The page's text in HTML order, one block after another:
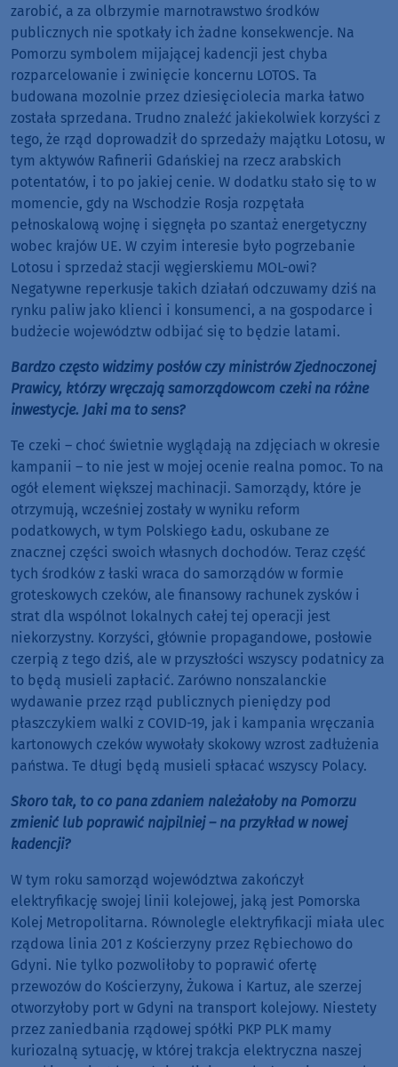
zarobić, a za olbrzymie marnotrawstwo środków
publicznych nie spotkały ich żadne konsekwencje. Na
Pomorzu symbolem mijającej kadencji jest chyba
rozparcelowanie i zwinięcie koncernu LOTOS. Ta
budowana mozolnie przez dziesięciolecia marka łatwo
została sprzedana. Trudno znaleźć jakiekolwiek korzyści z
tego, że rząd doprowadził do sprzedaży majątku Lotosu, w
tym aktywów Rafinerii Gdańskiej na rzecz arabskich
potentatów, i to po jakiej cenie. W dodatku stało się to w
momencie, gdy na Wschodzie Rosja rozpętała
pełnoskalową wojnę i sięgnęła po szantaż energetyczny
wobec krajów UE. W czyim interesie było pogrzebanie
Lotosu i sprzedaż stacji węgierskiemu MOL-owi?
Negatywne reperkusje takich działań odczuwamy dziś na
rynku paliw jako klienci i konsumenci, a na gospodarce i
budżecie województw odbijać się to będzie latami.
Bardzo często widzimy posłów czy ministrów Zjednoczonej
Prawicy, którzy wręczają samorządowcom czeki na różne
inwestycje. Jaki ma to sens?
Te czeki – choć świetnie wyglądają na zdjęciach w okresie
kampanii – to nie jest w mojej ocenie realna pomoc. To na
ogół element większej machinacji. Samorządy, które je
otrzymują, wcześniej zostały w wyniku reform
podatkowych, w tym Polskiego Ładu, oskubane ze
znacznej części swoich własnych dochodów. Teraz część
tych środków z łaski wraca do samorządów w formie
groteskowych czeków, ale finansowy rachunek zysków i
strat dla wspólnot lokalnych całej tej operacji jest
niekorzystny. Korzyści, głównie propagandowe, posłowie
czerpią z tego dziś, ale w przyszłości wszyscy podatnicy za
to będą musieli zapłacić. Zarówno nonszalanckie
wydawanie przez rząd publicznych pieniędzy pod
płaszczykiem walki z COVID-19, jak i kampania wręczania
kartonowych czeków wywołały skokowy wzrost zadłużenia
państwa. Te długi będą musieli spłacać wszyscy Polacy.
Skoro tak, to co pana zdaniem należałoby na Pomorzu
zmienić lub poprawić najpilniej – na przykład w nowej
kadencji?
W tym roku samorząd województwa zakończył
elektryfikację swojej linii kolejowej, jaką jest Pomorska
Kolej Metropolitarna. Równolegle elektryfikacji miała ulec
rządowa linia 201 z Kościerzyny przez Rębiechowo do
Gdyni. Nie tylko pozwoliłoby to poprawić ofertę
przewozów do Kościerzyny, Żukowa i Kartuz, ale szerzej
otworzyłoby port w Gdyni na transport kolejowy. Niestety
przez zaniedbania rządowej spółki PKP PLK mamy
kuriozalną sytuację, w której trakcja elektryczna naszej